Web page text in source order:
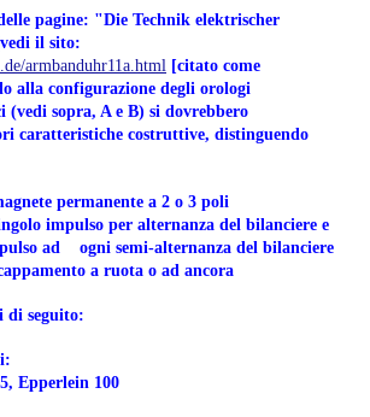
pagine: "Die Technik elektrischer
il sito:
armbanduhr11a.html [citato come
alla configurazione degli orologi
(vedi sopra, A e B) si dovrebbero
caratteristiche costruttive, distinguendo
permanente a 2 o 3 poli
impulso per alternanza del bilanciere e
ad ogni semi-alternanza del bilanciere
a ruota o ad ancora
di seguito:
e 505, Epperlein 100